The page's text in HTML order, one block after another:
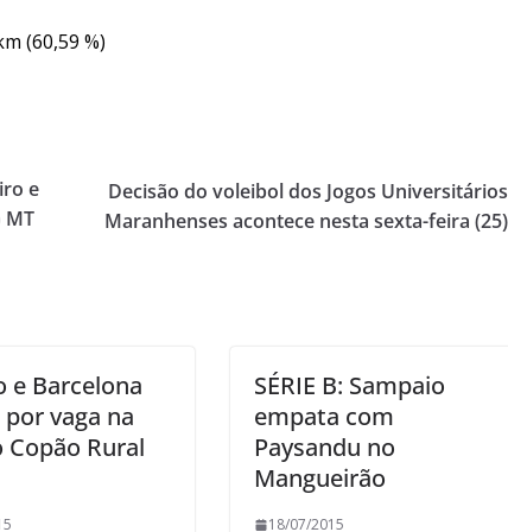
(60,59 %)
e
MT
Decisão do voleibol dos Jogos Universitários
Maranhenses acontece nesta sexta-feira (25)
e Barcelona
vaga na
Rural
SÉRIE B: Sampaio
empata com
Paysandu no
Mangueirão
18/07/2015